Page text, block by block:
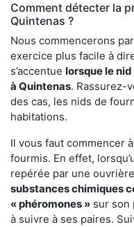
Comment détecter la
Quintenas ?
Nous commencerons par
exercice plus facile à
s’accentue lorsque le
à Quintenas. Rassurez-
des cas, les nids de
habitations.
Il vous faut commencer
fourmis. En effet,
repérée par une
substances chimiques
« phéromones » sur son
à suivre à ses paires.